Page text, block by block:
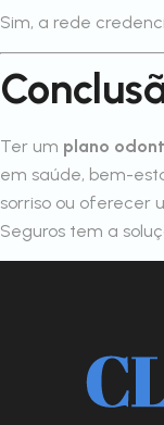
Sim, a rede
Ter um plano
em saúde, bem-
sorriso ou oferecer
Seguros tem a